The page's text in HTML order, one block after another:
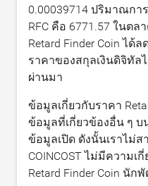
0.00039714 ปริมาณกา
RFC คือ 6771.57 ในตล
Retard Finder Coin ได้ล
ราคาของสกุลเงินดิจิทัล
ผ่านมา
ข้อมูลเกี่ยวกับราคา
ข้อมูลที่เกี่ยวข้องอื่น ๆ บ
ข้อมูลเปิด ดังนั้นเราไม่
COINCOST ไม่มีความเ
Retard Finder Coin นั